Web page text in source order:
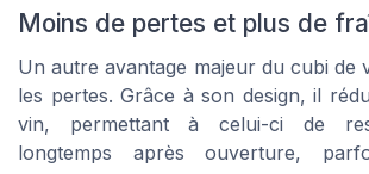
Moins de pertes et plus de
Un autre avantage majeur du cubi de
les pertes. Grâce à son design, il
vin, permettant à celui-ci de
longtemps après ouverture,